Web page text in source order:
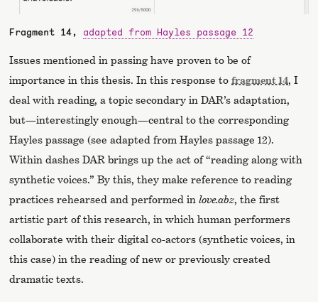
Fragment 14, adapted from Hayles passage 12
Issues mentioned in passing have proven to be of
importance in this thesis. In this response tofragment 14, I
deal with reading, a topic secondary in DAR’s adaptation,
but—interestingly enough—central to the corresponding
Hayles passage (see adapted from Hayles passage 12).
Within dashes DAR brings up the act of “reading along with
synthetic voices.” By this, they make reference to reading
practices rehearsed and performed inlove.abz, the first
artistic part of this research, in which human performers
collaborate with their digital co-actors (synthetic voices, in
this case) in the reading of new or previously created
dramatic texts.